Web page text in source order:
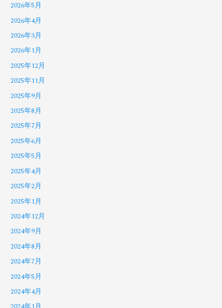
2026年5月
2026年4月
2026年3月
2026年1月
2025年12月
2025年11月
2025年9月
2025年8月
2025年7月
2025年6月
2025年5月
2025年4月
2025年2月
2025年1月
2024年12月
2024年9月
2024年8月
2024年7月
2024年5月
2024年4月